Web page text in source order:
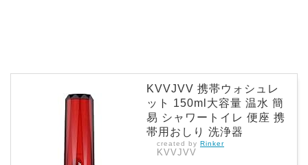
KVVJVV 携帯ウォシュレ
ット 150ml大容量 温水 簡
易 シャワートイレ 便座 携
帯用おしり 洗浄器
created by Rinker
KVVJVV